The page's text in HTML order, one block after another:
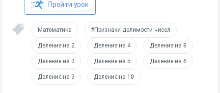
Пройти урок
Математика #Признаки делимости чисел
Деление на 2 Деление на 4 Деление на 8
Деление на 3 Деление на 5 Деление на 6
Деление на 9 Деление на 10